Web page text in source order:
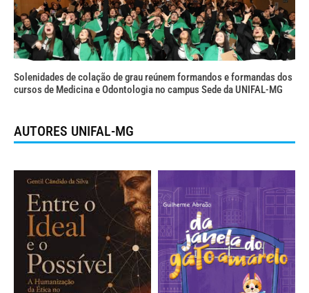
Solenidades de colação de grau reúnem formandos e formandas dos
cursos de Medicina e Odontologia no campus Sede da UNIFAL-MG
AUTORES UNIFAL-MG